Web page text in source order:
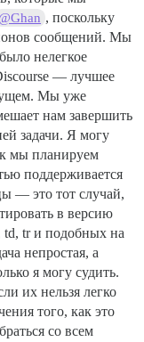
, поскольку
сообщений. Мы
нелегкое
— лучшее
Мы уже
нам завершить
задачи. Я могу
мы планируем
поддерживается
— это тот случай,
в версию
td, tr и подобных на
непростая, а
я могу судить.
их нельзя легко
того, как это
со всем